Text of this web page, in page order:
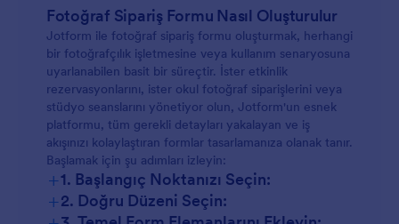
Okul veya Spor Fotoğrafçılığı:
Portre veya Stüdyo Çekimleri:
Ürün Fotoğraf Çekimi Siparişleri:
Fotoğraf Baskı Siparişleri:
Etkinlik Rezervasyonları:
Okul Fotoğrafçılığı:
Ürün Fotoğrafçılığı:
Baskı Siparişleri:
Fotoğraf Sipariş Formu Nasıl Oluşturulur
Jotform ile fotoğraf sipariş formu oluşturmak, herhangi
bir fotoğrafçılık işletmesine veya kullanım senaryosuna
uyarlanabilen basit bir süreçtir. İster etkinlik
rezervasyonlarını, ister okul fotoğraf siparişlerini veya
stüdyo seanslarını yönetiyor olun, Jotform'un esnek
platformu, tüm gerekli detayları yakalayan ve iş
akışınızı kolaylaştıran formlar tasarlamanıza olanak tanır.
Başlamak için şu adımları izleyin:
+1. Başlangıç Noktanızı Seçin:
+2. Doğru Düzeni Seçin: